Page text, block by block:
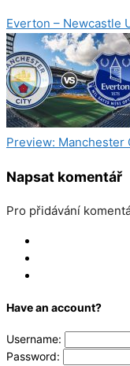
Everton – Newcastle
Preview: Manchester
Napsat komentář
Pro přidávání
Have an account?
Username:
Password: